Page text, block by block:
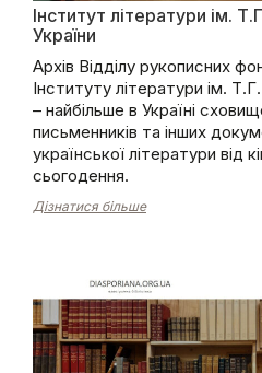
Інститут літератури ім.
України
Архів Відділу рукописних
Інституту літератури ім.
– найбільше в Україні
письменників та інших
української літератури від
сьогодення.
Дізнатися більше